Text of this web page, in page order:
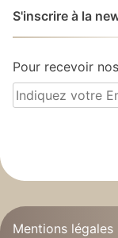
S'inscrire à la
Pour recevoir
Mentions légales